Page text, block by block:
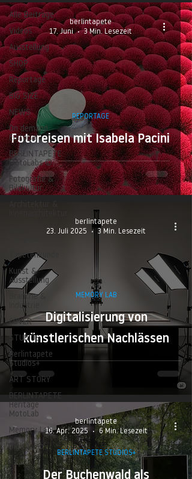
Alle Beiträge
Videos
Ausstellung
SHOP
Reportage
BIG SIZE
NEWS
On demand
Editorial
BERLINTAPETE
MotoLabs ©
Fotografie &
Bildkultur
Tapetenkunde
Kunst &
Ausstellung
Branche &
Industrie
COVER
STUDIOS
Berlintapete
Studios+
ART STORY
BERLINTAPETE
Heritage
MotoLab
Memory Lab
Digital lab
Fotoreisen mit Isabela Pacini
REPORTAGE
berlintapete
17. Juni
3 Min. Lesezeit
Digitalisierung von
künstlerischen Nachlässen
MEMORY LAB
berlintapete
23. Juli 2025
3 Min. Lesezeit
Der Buchenwald als
BERLINTAPETE STUDIOS+
berlintapete
16. Apr. 2025
6 Min. Lesezeit